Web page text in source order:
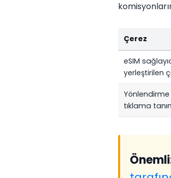
Çerez
eSIM
yerleştirilen
Yönlendirme
tıklama